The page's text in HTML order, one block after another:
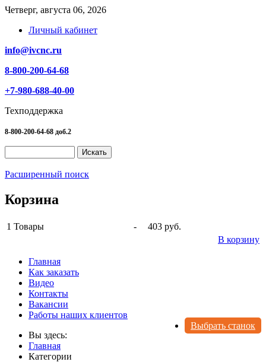
Четверг, августа 06, 2026
Личный кабинет
info@ivcnc.ru
8-800-200-64-68
+7-980-688-40-00
Техподдержка
8-800-200-64-68 доб.2
Расширенный поиск
Корзина
1 Товары -
403 руб.
В корзину
Главная
Как заказать
Видео
Контакты
Вакансии
Работы наших клиентов
Выбрать станок
Вы здесь:
Главная
Категории